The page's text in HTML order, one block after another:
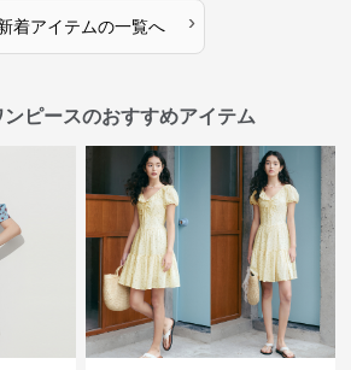
着アイテムの一覧へ ›
ピースのおすすめアイテム